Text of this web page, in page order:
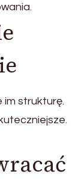
strukturę.